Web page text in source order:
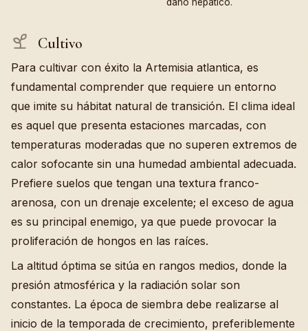
Cultivo
Para cultivar con éxito la Artemisia atlantica, es
fundamental comprender que requiere un entorno
que imite su hábitat natural de transición. El clima ideal
es aquel que presenta estaciones marcadas, con
temperaturas moderadas que no superen extremos de
calor sofocante sin una humedad ambiental adecuada.
Prefiere suelos que tengan una textura franco-
arenosa, con un drenaje excelente; el exceso de agua
es su principal enemigo, ya que puede provocar la
proliferación de hongos en las raíces.
La altitud óptima se sitúa en rangos medios, donde la
presión atmosférica y la radiación solar son
constantes. La época de siembra debe realizarse al
inicio de la temporada de crecimiento, preferiblemente